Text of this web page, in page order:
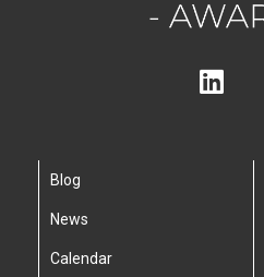
Blog
News
Calendar